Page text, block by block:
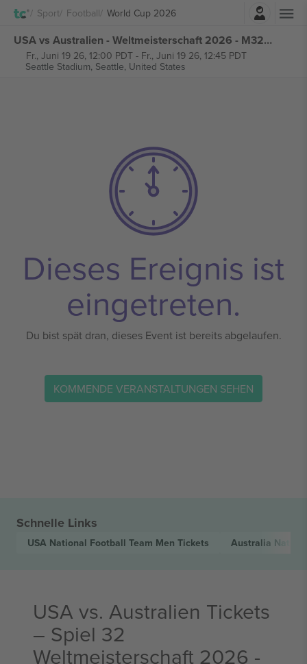
Sport Football World Cup 2026Einloggen
USA vs Australien - Weltmeisterschaft 2026 - M32 Gruppe D tickets
Fr., Juni 19 26, 12:00 PDT- Fr., Juni 19 26, 12:45 PDT
Seattle Stadium, Seattle, United States
Dieses Ereignis ist
eingetreten.
Du bist spät dran, dieses Event ist bereits abgelaufen.
KOMMENDE VERANSTALTUNGEN SEHEN
Schnelle Links
USA National Football Team Men Tickets Australia
USA vs. Australien Tickets
– Spiel 32
Weltmeisterschaft 2026 -